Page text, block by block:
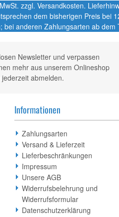
zzgl. Versandkosten.
dem bisherigen Preis bei
bei anderen Zahlungsarten ab dem
Newsletter und verpassen
mehr aus unserem Onlineshop
abmelden.
Informationen
Zahlungsarten
Versand & Lieferzeit
Lieferbeschränkungen
Impressum
Unsere AGB
Widerrufsbelehrung und
Widerrufsformular
Datenschutzerklärung